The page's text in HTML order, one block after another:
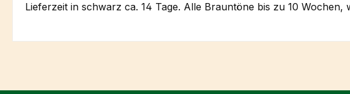
Lieferzeit in schwarz ca. 14 Tage. Alle Brauntöne bis zu 10 Wochen,